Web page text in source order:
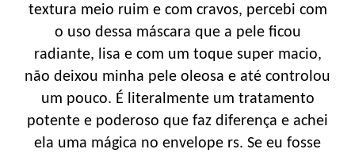
textura meio ruim e com cravos, percebi com
o uso dessa máscara que a pele ficou
radiante, lisa e com um toque super macio,
não deixou minha pele oleosa e até controlou
um pouco. É literalmente um tratamento
potente e poderoso que faz diferença e achei
ela uma mágica no envelope rs. Se eu fosse